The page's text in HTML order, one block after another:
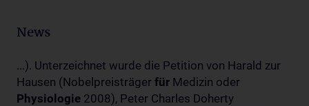
News
...). Unterzeichnet wurde die Petition von Harald zur
Hausen (Nobelpreisträger für Medizin oder
Physiologie 2008), Peter Charles Doherty